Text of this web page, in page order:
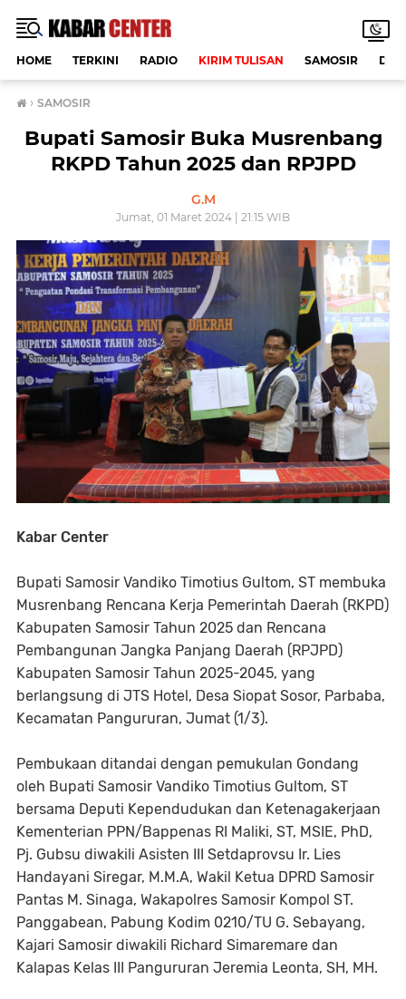
HOME TERKINI RADIO KIRIM TULISAN SAMOSIR
› SAMOSIR
Bupati Samosir Buka Musrenbang
RKPD Tahun 2025 dan RPJPD
G.M
Jumat, 01 Maret 2024 | 21:15 WIB
Kabar Center
Bupati Samosir Vandiko Timotius Gultom, ST membuka
Musrenbang Rencana Kerja Pemerintah Daerah (RKPD)
Kabupaten Samosir Tahun 2025 dan Rencana
Pembangunan Jangka Panjang Daerah (RPJPD)
Kabupaten Samosir Tahun 2025-2045, yang
berlangsung di JTS Hotel, Desa Siopat Sosor, Parbaba,
Kecamatan Pangururan, Jumat (1/3).
Pembukaan ditandai dengan pemukulan Gondang
oleh Bupati Samosir Vandiko Timotius Gultom, ST
bersama Deputi Kependudukan dan Ketenagakerjaan
Kementerian PPN/Bappenas RI Maliki, ST, MSIE, PhD,
Pj. Gubsu diwakili Asisten III Setdaprovsu Ir. Lies
Handayani Siregar, M.M.A, Wakil Ketua DPRD Samosir
Pantas M. Sinaga, Wakapolres Samosir Kompol ST.
Panggabean, Pabung Kodim 0210/TU G. Sebayang,
Kajari Samosir diwakili Richard Simaremare dan
Kalapas Kelas III Pangururan Jeremia Leonta, SH, MH.